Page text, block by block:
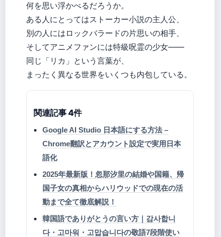
何を思い浮かべるだろうか。
ある人にとってはストーカー小説の主人公、
別の人にはロックバラードの片思いの相手、
そしてアニメファンには特級呪霊の少女——
同じ「リカ」という言葉が、
まったく異なる世界をいくつも内包している。
関連記事 4件
Google AI Studio 日本語にする方法 –
Chrome翻訳とアカウント設定で実用日本
語化
2025年最新版！忽那汐里の結婚や国籍、帰
国子女の真相からハリウッドでの現在の活
動まで全て徹底解説！
韓国語でありがとうの言い方｜감사합니
다・고마워・고맙습니다の敬語7段階使い